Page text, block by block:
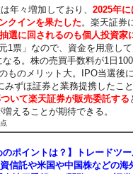
年々増加しており、2025年
クインを果たした。楽天証券
選に回されるのも個人投資家
1票」なので、資金を用意し
る。株の売買手数料が1日
ものメリット大。IPO当選後
みずほ証券と業務提携したこ
いて楽天証券が販売委託する
えることが期待できる。
ポイントは？】トレードツ
信託や米国や中国株などの海